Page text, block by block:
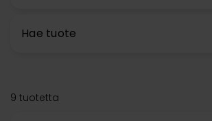
Hae tuote
9 tuotetta